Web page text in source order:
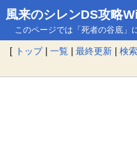
風来のシレンDS攻略
このページでは「死者の谷底」
[ トップ| 一覧 | 最終更新 | 検索